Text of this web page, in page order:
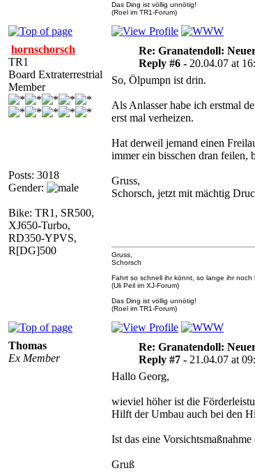
Das Ding ist völlig unnötig!
(Roel im TR1-Forum)
hornschorsch
TR1
Board Extraterrestrial
Member
Posts: 3018
Gender:
Bike: TR1, SR500,
XJ650-Turbo,
RD350-YPVS,
R[DG]500
Re: Granatendoll:
Reply #6 - 20.04.07 at
So, Ölpumpn ist drin.
Als Anlasser habe ich erstmal
erst mal verheizen.
Hat derweil jemand einen
immer ein bisschen dran feilen,
Gruss,
Schorsch, jetzt mit mächtig
Gruss,
Schorsch
Fahrt so schnell ihr könnt, so lange ihr noch
(Uli Peil im XJ-Forum)
Das Ding ist völlig unnötig!
(Roel im TR1-Forum)
Thomas
Ex Member
Re: Granatendoll:
Reply #7 - 21.04.07 at
Hallo Georg,
wieviel höher ist die
Hilft der Umbau auch bei den
Ist das eine
Gruß